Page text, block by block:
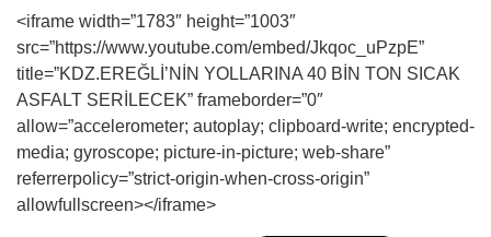
<iframe width=”1783″ height=”1003″
src=”https://www.youtube.com/embed/Jkqoc_uPzpE”
title=”KDZ.EREĞLİ’NİN YOLLARINA 40 BİN TON SICAK
ASFALT SERİLECEK” frameborder=”0″
allow=”accelerometer; autoplay; clipboard-write; encrypted-
media; gyroscope; picture-in-picture; web-share”
referrerpolicy=”strict-origin-when-cross-origin”
allowfullscreen></iframe>